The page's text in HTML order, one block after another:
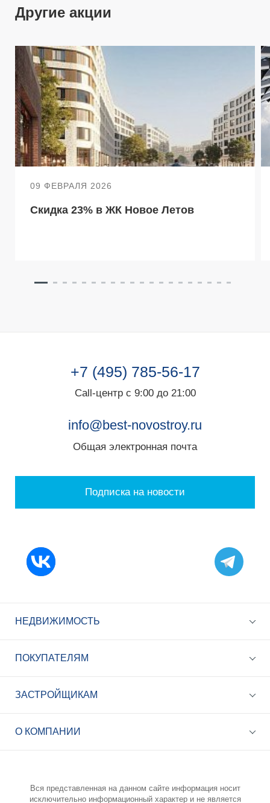
+7 (495) 785-56-17
Другие акции
09 ФЕВРАЛЯ 2026
Скидка 23% в ЖК Новое Летов
+7 (495) 785-56-17
Call-центр с 9:00 до 21:00
info@best-novostroy.ru
Общая электронная почта
Подписка на новости
НЕДВИЖИМОСТЬ
ПОКУПАТЕЛЯМ
ЗАСТРОЙЩИКАМ
О КОМПАНИИ
Вся представленная на данном сайте информация носит
исключительно информационный характер и не является